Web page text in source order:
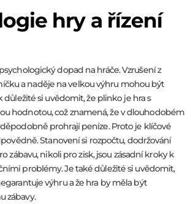
hry a řízení
dopad na hráče. Vzrušení z
a naděje na velkou výhru mohou být
důležité si uvědomit, že plinko je hra s
hodnotou, což znamená, že v dlouhodobém
prohrají peníze. Proto je klíčové
Stanovení si rozpočtu, dodržování
zábavu, nikoli pro zisk, jsou zásadní kroky k
problémy. Je také důležité si uvědomit,
výhru a že hra by měla být
zábavy.